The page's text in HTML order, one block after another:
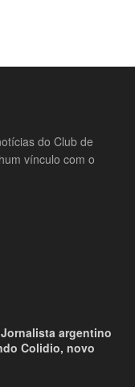
do Club de
vínculo com o
argentino
Colidio, novo